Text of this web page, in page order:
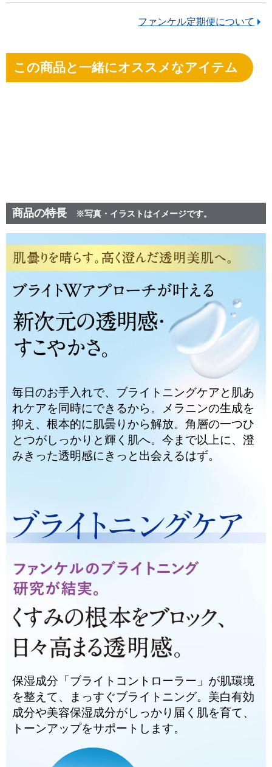
ファンケル定期便について
この商品と一緒にオススメなアイテム
商品の特長 ※写真・イラストはイメージです。
毎日のお手入れで、ブライトニングケアと肌あ
れケアを同時にできるから。メラニンの生成を
抑え、根本的に肌曇りから解放。角層の一つひ
とつがしっかりと輝く肌へ。今まで以上に、澄
みきった透明感にきっと出会えるはず。
保湿成分「ブライトコントローラー」が肌環境
を整えて、まっすぐブライトニング。美白有効
成分や美容保湿成分がしっかり届く肌を育て、
トーンアップをサポートします。